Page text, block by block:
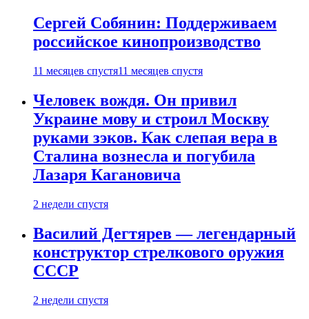
Сергей Собянин: Поддерживаем
российское кинопроизводство
11 месяцев спустя11 месяцев спустя
Человек вождя. Он привил
Украине мову и строил Москву
руками зэков. Как слепая вера в
Сталина вознесла и погубила
Лазаря Кагановича
2 недели спустя
Василий Дегтярев — легендарный
конструктор стрелкового оружия
СССР
2 недели спустя